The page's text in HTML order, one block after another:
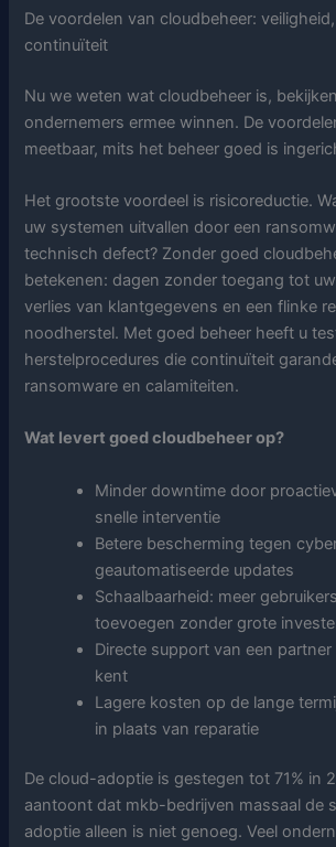
De voordelen van cloudbeheer:
continuïteit
Nu we weten wat cloudbeheer is,
ondernemers ermee winnen. De
meetbaar, mits het beheer goed is
Het grootste voordeel is risicoreductie.
uw systemen uitvallen door een
technisch defect? Zonder goed
betekenen: dagen zonder toegang tot
verlies van klantgegevens en een flinke
noodherstel. Met goed beheer heeft u
herstelprocedures die continuïteit
ransomware en calamiteiten.
Wat levert goed cloudbeheer op?
Minder downtime door
snelle interventie
Betere bescherming tegen
geautomatiseerde updates
Schaalbaarheid: meer
toevoegen zonder grote
Directe support van een
kent
Lagere kosten op de lange
in plaats van reparatie
De cloud-adoptie is gestegen tot 71% in
aantoont dat mkb-bedrijven massaal de
adoptie alleen is niet genoeg. Veel